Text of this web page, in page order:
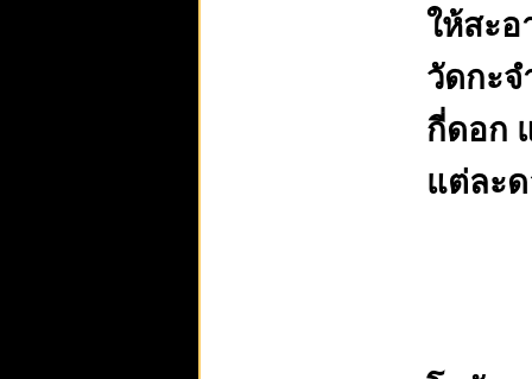
ให้สะ
วัดกะ
กี่ดอก
แต่ละ